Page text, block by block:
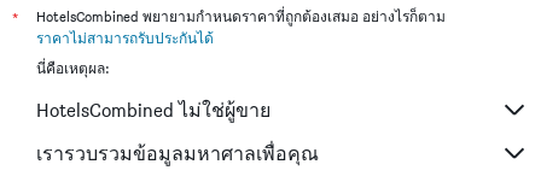
ที่พักตากอากาศในแซงโจฮัน อิม พอนเกา
ที่พักตากอากาศในStrobl
ที่พักตากอากาศในGolling an der Salzach
ที่พักตากอากาศในฮินเทอร์แกรม
ที่พักตากอากาศในTamsweg
*
HotelsCombined พยายามกำหนดราคาที่ถูกต้องเสมอ อย่างไรก็ตาม
ราคาไม่สามารถรับประกันได้
นี่คือเหตุผล:
HotelsCombined ไม่ใช่ผู้ขาย
เรารวบรวมข้อมูลมหาศาลเพื่อคุณ